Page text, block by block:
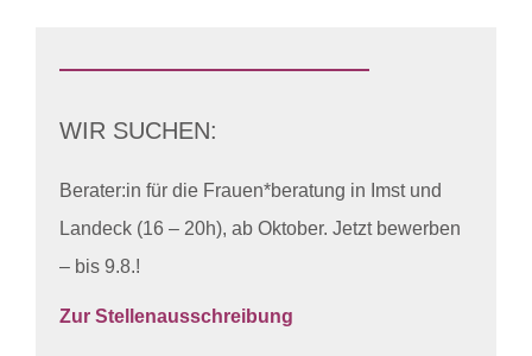
WIR SUCHEN:
Berater:in für die Frauen*beratung in Imst und
Landeck (16 – 20h), ab Oktober. Jetzt bewerben
– bis 9.8.!
Zur Stellenausschreibung